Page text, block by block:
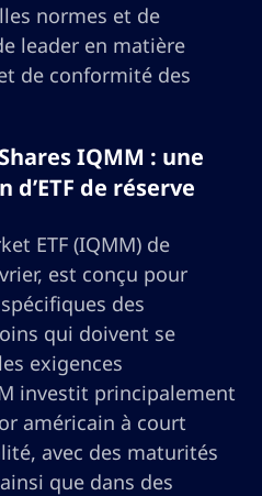
normes et de
leader en matière
de conformité des
IQMM : une
de réserve
ETF (IQMM) de
est conçu pour
des
qui doivent se
exigences
investit principalement
américain à court
avec des maturités
que dans des